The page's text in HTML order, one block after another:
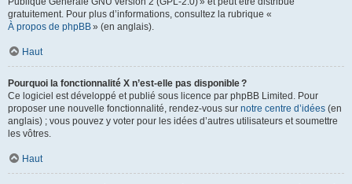
gratuitement. Pour plus d’informations, consultez la rubrique «
À propos de phpBB» (en anglais).
Haut
Pourquoi la fonctionnalité X n’est-elle pas disponible ?
Ce logiciel est développé et publié sous licence par phpBB Limited. Pour
proposer une nouvelle fonctionnalité, rendez-vous sur notre centre d’idées (en
anglais) ; vous pouvez y voter pour les idées d’autres utilisateurs et soumettre
les vôtres.
Haut